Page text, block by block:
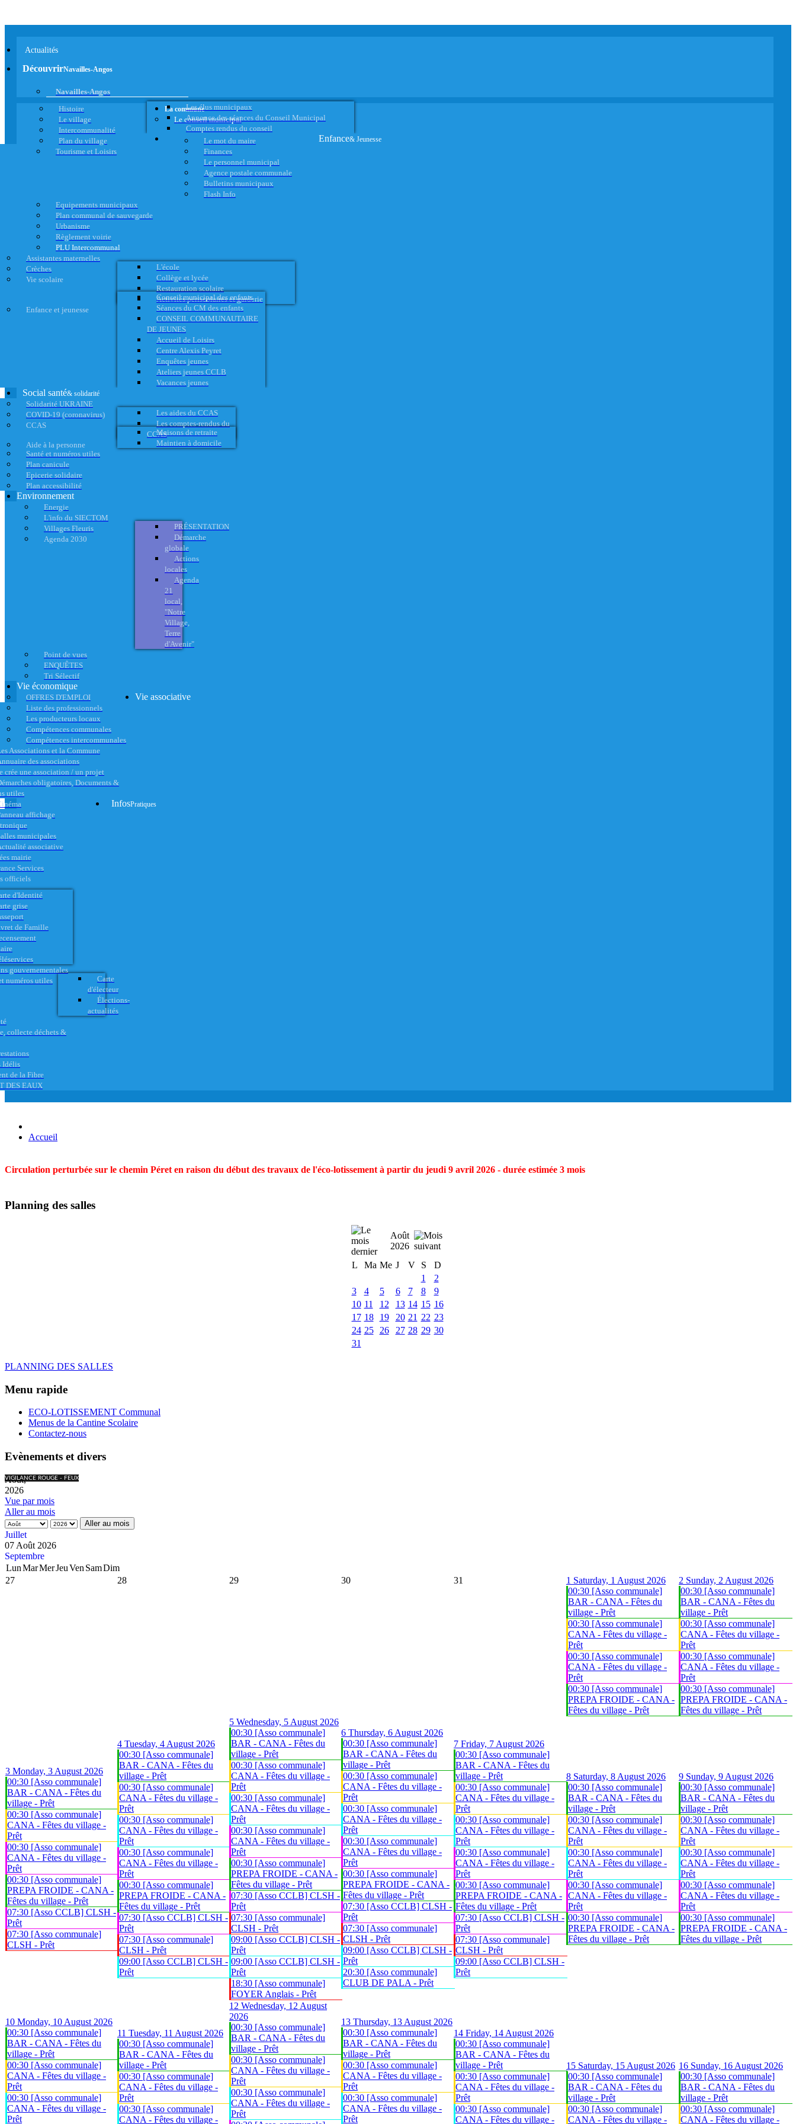
Actualités
DécouvrirNavailles-Angos
Navailles-Angos
Histoire
Le village
Intercommunalité
Plan du village
Tourisme et Loisirs
La commune
Le conseil municipal
Les élus municipaux
Annonce des séances du Conseil Municipal
Comptes rendus du conseil
Le mot du maire
Finances
Le personnel municipal
Agence postale communale
Bulletins municipaux
Flash Info
Equipements municipaux
Plan communal de sauvegarde
Urbanisme
Règlement voirie
PLU Intercommunal
Enfance& Jeunesse
Assistantes maternelles
Crèches
Vie scolaire
L'école
Collège et lycée
Restauration scolaire
Activités périscolaires et garderie
Enfance et jeunesse
Conseil municipal des enfants
Séances du CM des enfants
CONSEIL COMMUNAUTAIRE
DE JEUNES
Accueil de Loisirs
Centre Alexis Peyret
Enquêtes jeunes
Ateliers jeunes CCLB
Vacances jeunes
Social santé& solidarité
Solidarité UKRAINE
COVID-19 (coronavirus)
CCAS
Les aides du CCAS
Les comptes-rendus du
CCAS
Aide à la personne
Maisons de retraite
Maintien à domicile
Santé et numéros utiles
Plan canicule
Epicerie solidaire
Plan accessibilité
Environnement
Energie
L'info du SIECTOM
Villages Fleuris
Agenda 2030
PRÉSENTATION
Démarche
globale
Actions
locales
Agenda
21
local,
"Notre
Village,
Terre
d'Avenir"
Point de vues
ENQUÊTES
Tri Sélectif
Vie économique
OFFRES D'EMPLOI
Liste des professionnels
Les producteurs locaux
Compétences communales
Compétences intercommunales
Vie associative
Associations et la Commune
des associations
crée une association / un projet
obligatoires, Documents &
utiles
affichage
municipales
associative
InfosPratiques
mairie
Services
officiels
d'Identité
grise
de Famille
gouvernementales
numéros utiles
Carte
d'électeur
Élections-
actualités
collecte déchets &
Idélis
de la Fibre
DES EAUX
Accueil
Circulation perturbée sur le chemin Péret en raison du début des travaux de l'éco-lotissement à partir du jeudi 9 avril 2026 - durée estimée 3 mois
Planning des salles
Août
2026
L
Ma Me J V S
D
1
2
3
4 5 6 7 8
9
10 11 12 13 14 15 16
17 18 19 20 21 22 23
24 25 26 27 28 29 30
31
PLANNING DES SALLES
Menu rapide
ECO-LOTISSEMENT Communal
Menus de la Cantine Scolaire
Contactez-nous
Evènements et divers
VIGILANCE ROUGE - FEUX
Août,
2026
Vue par mois
Aller au mois
Aller au mois
Juillet
07 Août 2026
Septembre
LunMarMerJeuVen SamDim
27
28 29 30 31 1 Saturday, 1 August 2026
00:30 [Asso communale]
BAR - CANA - Fêtes du
village - Prêt
00:30 [Asso communale]
CANA - Fêtes du village -
Prêt
00:30 [Asso communale]
CANA - Fêtes du village -
Prêt
00:30 [Asso communale]
PREPA FROIDE - CANA -
Fêtes du village - Prêt
2 Sunday, 2 August 2026
00:30 [Asso communale]
BAR - CANA - Fêtes du
village - Prêt
00:30 [Asso communale]
CANA - Fêtes du village -
Prêt
00:30 [Asso communale]
CANA - Fêtes du village -
Prêt
00:30 [Asso communale]
PREPA FROIDE - CANA -
Fêtes du village - Prêt
3 Monday, 3 August 2026
00:30 [Asso communale]
BAR - CANA - Fêtes du
village - Prêt
00:30 [Asso communale]
CANA - Fêtes du village -
Prêt
00:30 [Asso communale]
CANA - Fêtes du village -
Prêt
00:30 [Asso communale]
PREPA FROIDE - CANA -
Fêtes du village - Prêt
07:30 [Asso CCLB] CLSH -
Prêt
07:30 [Asso communale]
CLSH - Prêt
4 Tuesday, 4 August 2026
00:30 [Asso communale]
BAR - CANA - Fêtes du
village - Prêt
00:30 [Asso communale]
CANA - Fêtes du village -
Prêt
00:30 [Asso communale]
CANA - Fêtes du village -
Prêt
00:30 [Asso communale]
CANA - Fêtes du village -
Prêt
00:30 [Asso communale]
PREPA FROIDE - CANA -
Fêtes du village - Prêt
07:30 [Asso CCLB] CLSH -
Prêt
07:30 [Asso communale]
CLSH - Prêt
09:00 [Asso CCLB] CLSH -
Prêt
5 Wednesday, 5 August 2026
00:30 [Asso communale]
BAR - CANA - Fêtes du
village - Prêt
00:30 [Asso communale]
CANA - Fêtes du village -
Prêt
00:30 [Asso communale]
CANA - Fêtes du village -
Prêt
00:30 [Asso communale]
CANA - Fêtes du village -
Prêt
00:30 [Asso communale]
PREPA FROIDE - CANA -
Fêtes du village - Prêt
07:30 [Asso CCLB] CLSH -
Prêt
07:30 [Asso communale]
CLSH - Prêt
09:00 [Asso CCLB] CLSH -
Prêt
09:00 [Asso CCLB] CLSH -
Prêt
18:30 [Asso communale]
FOYER Anglais - Prêt
6 Thursday, 6 August 2026
00:30 [Asso communale]
BAR - CANA - Fêtes du
village - Prêt
00:30 [Asso communale]
CANA - Fêtes du village -
Prêt
00:30 [Asso communale]
CANA - Fêtes du village -
Prêt
00:30 [Asso communale]
CANA - Fêtes du village -
Prêt
00:30 [Asso communale]
PREPA FROIDE - CANA -
Fêtes du village - Prêt
07:30 [Asso CCLB] CLSH -
Prêt
07:30 [Asso communale]
CLSH - Prêt
09:00 [Asso CCLB] CLSH -
Prêt
20:30 [Asso communale]
CLUB DE PALA - Prêt
7 Friday, 7 August 2026
00:30 [Asso communale]
BAR - CANA - Fêtes du
village - Prêt
00:30 [Asso communale]
CANA - Fêtes du village -
Prêt
00:30 [Asso communale]
CANA - Fêtes du village -
Prêt
00:30 [Asso communale]
CANA - Fêtes du village -
Prêt
00:30 [Asso communale]
PREPA FROIDE - CANA -
Fêtes du village - Prêt
07:30 [Asso CCLB] CLSH -
Prêt
07:30 [Asso communale]
CLSH - Prêt
09:00 [Asso CCLB] CLSH -
Prêt
8 Saturday, 8 August 2026
00:30 [Asso communale]
BAR - CANA - Fêtes du
village - Prêt
00:30 [Asso communale]
CANA - Fêtes du village -
Prêt
00:30 [Asso communale]
CANA - Fêtes du village -
Prêt
00:30 [Asso communale]
CANA - Fêtes du village -
Prêt
00:30 [Asso communale]
PREPA FROIDE - CANA -
Fêtes du village - Prêt
9 Sunday, 9 August 2026
00:30 [Asso communale]
BAR - CANA - Fêtes du
village - Prêt
00:30 [Asso communale]
CANA - Fêtes du village -
Prêt
00:30 [Asso communale]
CANA - Fêtes du village -
Prêt
00:30 [Asso communale]
CANA - Fêtes du village -
Prêt
00:30 [Asso communale]
PREPA FROIDE - CANA -
Fêtes du village - Prêt
10 Monday, 10 August 2026
00:30 [Asso communale]
BAR - CANA - Fêtes du
village - Prêt
00:30 [Asso communale]
CANA - Fêtes du village -
Prêt
00:30 [Asso communale]
CANA - Fêtes du village -
Prêt
11 Tuesday, 11 August 2026
00:30 [Asso communale]
BAR - CANA - Fêtes du
village - Prêt
00:30 [Asso communale]
CANA - Fêtes du village -
Prêt
00:30 [Asso communale]
CANA - Fêtes du village -
12 Wednesday, 12 August
2026
00:30 [Asso communale]
BAR - CANA - Fêtes du
village - Prêt
00:30 [Asso communale]
CANA - Fêtes du village -
Prêt
00:30 [Asso communale]
CANA - Fêtes du village -
Prêt
13 Thursday, 13 August 2026
00:30 [Asso communale]
BAR - CANA - Fêtes du
village - Prêt
00:30 [Asso communale]
CANA - Fêtes du village -
Prêt
00:30 [Asso communale]
CANA - Fêtes du village -
Prêt
14 Friday, 14 August 2026
00:30 [Asso communale]
BAR - CANA - Fêtes du
village - Prêt
00:30 [Asso communale]
CANA - Fêtes du village -
Prêt
00:30 [Asso communale]
CANA - Fêtes du village -
15 Saturday, 15 August 2026
00:30 [Asso communale]
BAR - CANA - Fêtes du
village - Prêt
00:30 [Asso communale]
CANA - Fêtes du village -
16 Sunday, 16 August 2026
00:30 [Asso communale]
BAR - CANA - Fêtes du
village - Prêt
00:30 [Asso communale]
CANA - Fêtes du village -